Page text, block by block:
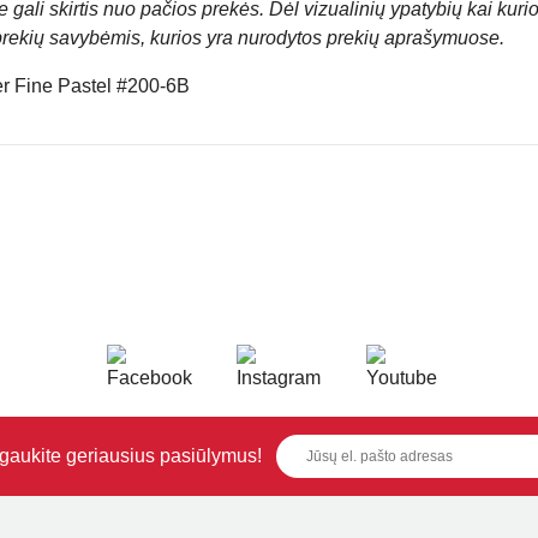
gali skirtis nuo pačios prekės. Dėl vizualinių ypatybių kai
savybėmis, kurios yra nurodytos prekių aprašymuose.
Fine Pastel #200-6B
geriausius pasiūlymus!